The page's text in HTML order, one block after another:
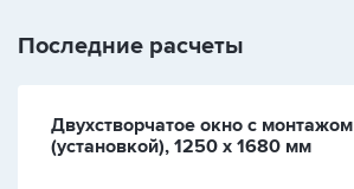
Последние расчеты
Двухстворчатое окно с монтажом
(установкой), 1250 х 1680 мм